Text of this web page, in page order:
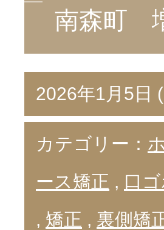
南森町
2026年1月5日
カテゴリー：
ース矯正 , 口
, 矯正 , 裏側矯